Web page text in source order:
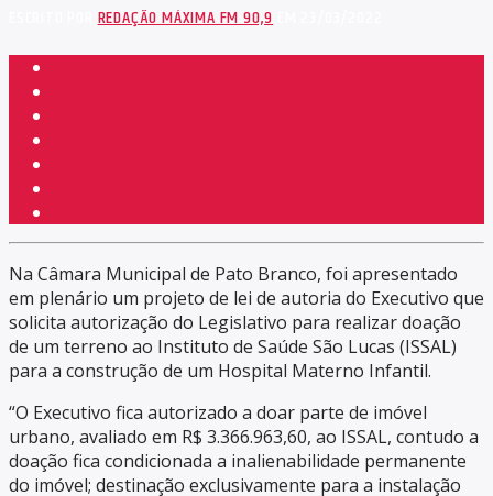
ESCRITO PORREDAÇÃO MÁXIMA FM 90,9EM 23/03/2022
Na Câmara Municipal de Pato Branco, foi apresentado
em plenário um projeto de lei de autoria do Executivo que
solicita autorização do Legislativo para realizar doação
de um terreno ao Instituto de Saúde São Lucas (ISSAL)
para a construção de um Hospital Materno Infantil.
“O Executivo fica autorizado a doar parte de imóvel
urbano, avaliado em R$ 3.366.963,60, ao ISSAL, contudo a
doação fica condicionada a inalienabilidade permanente
do imóvel; destinação exclusivamente para a instalação